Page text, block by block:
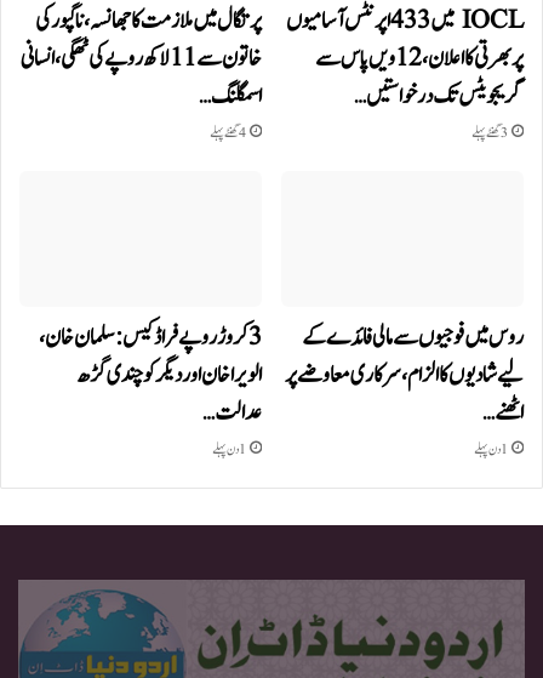
IOCL میں 433 اپرنٹس آسامیوں
پر بھرتی کا اعلان، 12ویں پاس سے
گریجویٹس تک درخواستیں…
3 گھنٹے پہلے
پرتگال میں ملازمت کا جھانسہ،ناگپور کی
خاتون سے 11 لاکھ روپے کی ٹھگی، انسانی
اسمگلنگ…
4 گھنٹے پہلے
روس میں فوجیوں سے مالی فائدے کے
لیے شادیوں کا الزام، سرکاری معاوضے پر
اٹھنے…
1 دن پہلے
3 کروڑ روپے فراڈ کیس: سلمان خان،
الویرا خان اور دیگر کو چندی گڑھ
عدالت…
1 دن پہلے